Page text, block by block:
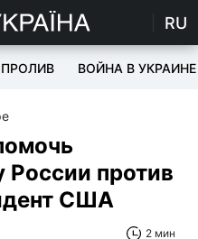
RU
ВОЙНА В УКРАИНЕ
России против
США
2 мин